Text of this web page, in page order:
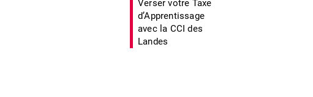
Verser votre Taxe
d’Apprentissage
avec la CCI des
Landes